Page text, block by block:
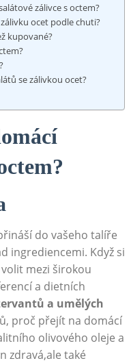
zálivce ⁣s octem?
ocet podle chuti?
kupované?
se zálivkou ocet?
do vašeho​ talíře
ingrediencemi. Když⁣ si⁤
mezi širokou‍
a dietních
a umělých
proč přejít na domácí
olivového oleje‌ a
zdravá,ale také